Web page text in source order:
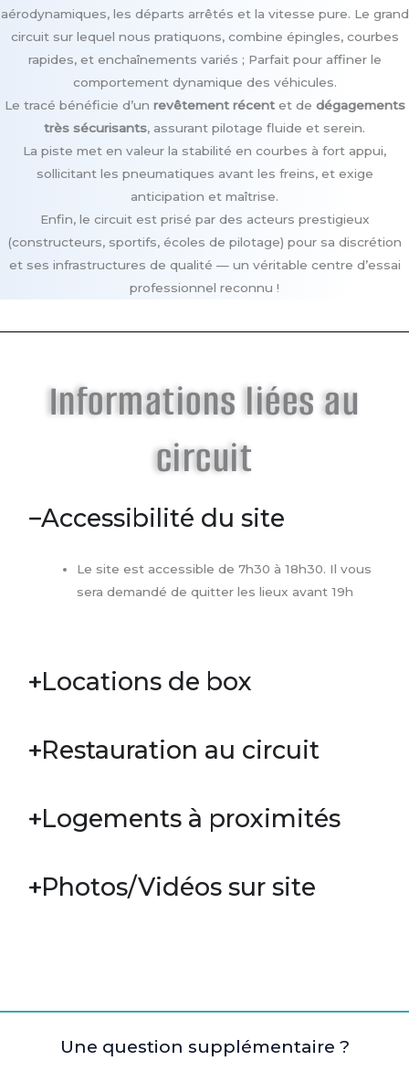
aérodynamiques, les départs arrêtés et la vitesse pure. Le grand
circuit sur lequel nous pratiquons, combine épingles, courbes
rapides, et enchaînements variés ; Parfait pour affiner le
comportement dynamique des véhicules.
Le tracé bénéficie d’un revêtement récent et de dégagements
très sécurisants, assurant pilotage fluide et serein.
La piste met en valeur la stabilité en courbes à fort appui,
sollicitant les pneumatiques avant les freins, et exige
anticipation et maîtrise.
Enfin, le circuit est prisé par des acteurs prestigieux
(constructeurs, sportifs, écoles de pilotage) pour sa discrétion
et ses infrastructures de qualité — un véritable centre d’essai
professionnel reconnu !
Informations liées au
circuit
Accessibilité du site
Le site est accessible de 7h30 à 18h30. Il vous
sera demandé de quitter les lieux avant 19h
Locations de box
Restauration au circuit
Logements à proximités
Photos/Vidéos sur site
Une question supplémentaire ?